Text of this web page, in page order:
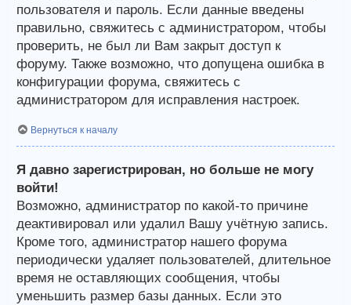
пользователя и пароль. Если данные введены
правильно, свяжитесь с администратором, чтобы
проверить, не был ли Вам закрыт доступ к
форуму. Также возможно, что допущена ошибка в
конфигурации форума, свяжитесь с
администратором для исправления настроек.
Вернуться к началу
Я давно зарегистрирован, но больше не могу
войти!
Возможно, администратор по какой-то причине
деактивировал или удалил Вашу учётную запись.
Кроме того, администратор нашего форума
периодически удаляет пользователей, длительное
время не оставляющих сообщения, чтобы
уменьшить размер базы данных. Если это